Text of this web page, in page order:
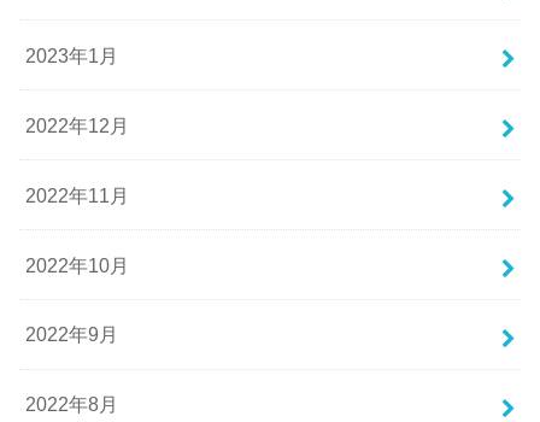
2023年1月
2022年12月
2022年11月
2022年10月
2022年9月
2022年8月